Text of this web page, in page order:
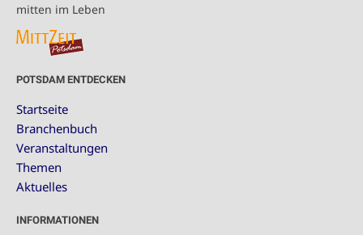
mitten im Leben
POTSDAM ENTDECKEN
Startseite
Branchenbuch
Veranstaltungen
Themen
Aktuelles
INFORMATIONEN